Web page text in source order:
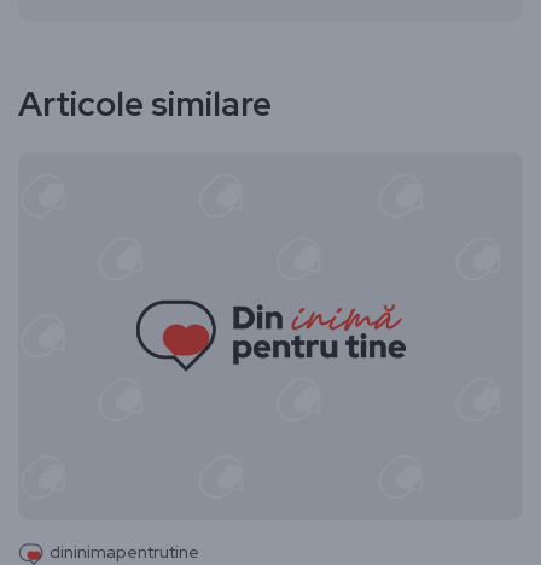
Articole similare
dininimapentrutine